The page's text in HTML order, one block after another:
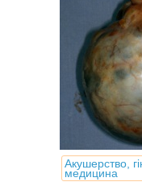
Акушерство,
медицина